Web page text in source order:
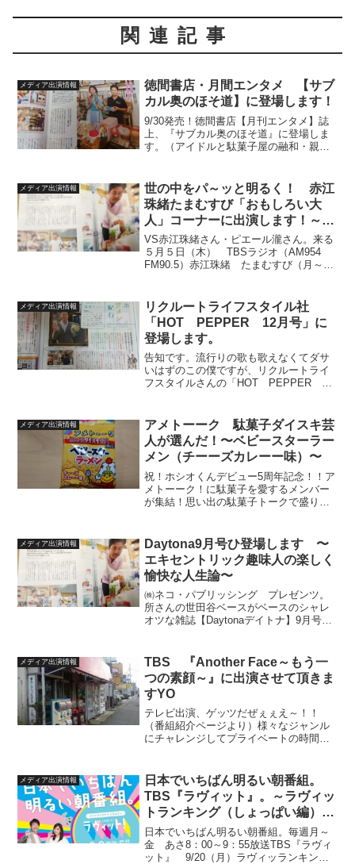
関連記事
メディア出演情報
徳間書店・月間エンタメ 【サブ
カル奥のほそ道】に登場します！
9/30発売！徳間書店【月刊エンタメ】誌
上、『サブカル奥のほそ道』に登場しま
す。（アイドルと駄菓子屋の融和・親和
歌穂ちゅわ〜んと、都内の駄菓子屋ハシ
ゴ探検記を、3...
メディア出演情報
世の中をパ～ッと明るく！ 赤江
珠緒たまむすび「おもしろい大
人」コーナーに出演します！～
AM954 FM90.5にチューナー
ON！！～
VS赤江珠緒さん・ピエール瀧さん。来る
５月５日（木） TBSラジオ（AM954
FM90.5）赤江珠緒 たまむすび（月～金
させて頂きます。３時～３時２０分まで
の２０分...
メディア出演情報
リクルートライフスタイル社
「HOT PEPPER 12月号」に
登場します。
告知です。流行りの歌も歌えなくてダサ
いはずのこの僕ですが、リクルートライ
フスタイルさんの「HOT PEPPER 12
で約320万部発行の歴史あるマンモス級の
フリーペーパ...
メディア出演情報
アメトーーク 駄菓子ダイスキ芸
人が選んだ！〜ベビースターラー
メン（チーーズカレーー味）〜
祝！ホシオくんデビュー5周年記念！！ア
メトーーク！に駄菓子を愛するメンバー
が集結！思い出の駄菓子トークで盛り上
夢キカクがアメトーークで実現しまし
た！そんな駄菓子ダイ...
メディア出演情報
Daytona9月号ひ登場します 〜
エキセントリック趣味人の楽しく
愉快な人生論〜
㈱ネコ・パブリッシング プレゼンツ。
所さんの世田谷ベースがベースのシャレ
オツな雑誌【Daytonaデイトナ】9月号巻
の趣味人の方々も呪物蒐集旧車DIYレスト
ア異型矢印...
メディア出演情報
TBS 『Another Face～もう一
つの素顔～』に出演させて頂きま
すYO
テレビ出演、ゲッツだぜぇぇえ～！！
（番組紹介ページより）様々なジャンル
にチャレンジしてプライベートの時間を
ム」を紹介！毎週日曜日・午後12時54
分〜12/14（日）放送TB...
メディア出演情報
日本でいちばん明るい朝番組。
TBS『ラヴィット』。～ラヴィッ
トランキング（しょっぱい編）で
すYO～
日本でいちばん明るい朝番組。毎週月～
金 あさ8：00～9：55放送TBS『ラヴィ
ット』 9/20（月）ラヴィッランキング